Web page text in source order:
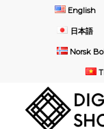
English
日本語
Norsk